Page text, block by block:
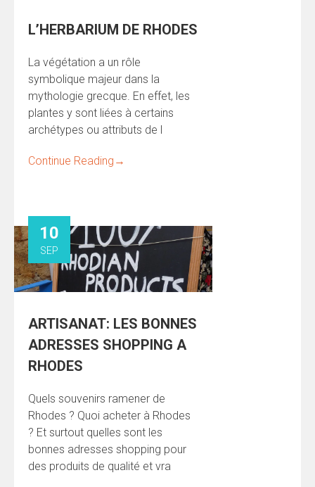
L’HERBARIUM DE RHODES
La végétation a un rôle
symbolique majeur dans la
mythologie grecque. En effet, les
plantes y sont liées à certains
archétypes ou attributs de l
Continue Reading →
10
SEP
ARTISANAT: LES BONNES
ADRESSES SHOPPING A
RHODES
Quels souvenirs ramener de
Rhodes ? Quoi acheter à Rhodes
? Et surtout quelles sont les
bonnes adresses shopping pour
des produits de qualité et vra